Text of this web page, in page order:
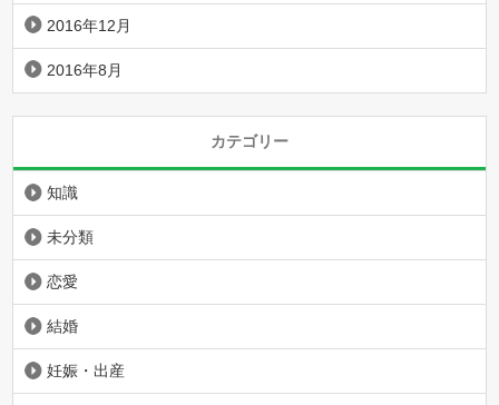
2016年12月
2016年8月
カテゴリー
知識
未分類
恋愛
結婚
妊娠・出産